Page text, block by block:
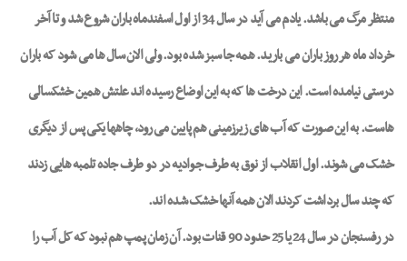
منتظر مرگ می باشد. یادم می آید در سال 34 از اول اسفندماه باران شروع شد و تا آخر
خرداد ماه هر روز باران می بارید. همه جا سبز شده بود. ولی الان سال ها می شود که باران
درستی نیامده است. این درخت ها که به این اوضاع رسیده اند علتش همین خشکسالی
هاست. به این صورت که آب های زیرزمینی هم پایین می رود، چاهها یکی پس از دیگری
خشک می شوند. اول انقلاب از نوق به طرف جوادیه در دو طرف جاده تلمبه هایی زدند
که چند سال برداشت کردند الان همه آنها خشک شده اند.
در رفسنجان در سال 24 یا 25 حدود 90 قنات بود. آن زمان پمپ هم نبود که کل آب را